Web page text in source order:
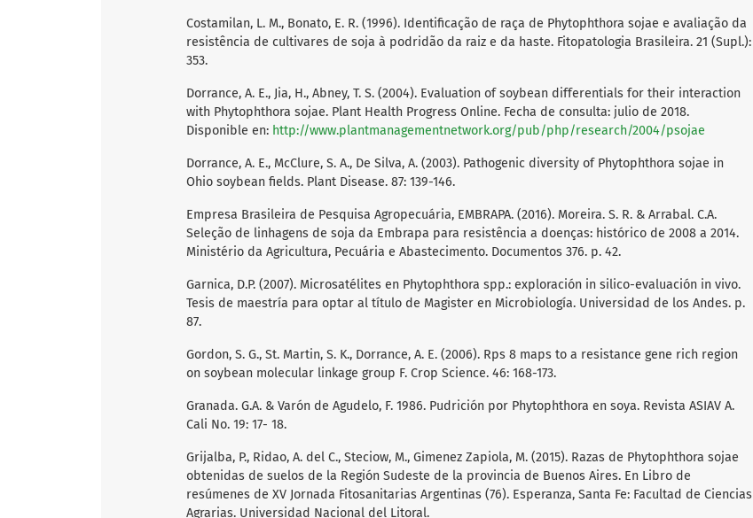
Costamilan, L. M., Bonato, E. R. (1996). Identificação de raça de Phytophthora sojae e avaliação da
resistência de cultivares de soja à podridão da raiz e da haste. Fitopatologia Brasileira. 21 (Supl.):
353.
Dorrance, A. E., Jia, H., Abney, T. S. (2004). Evaluation of soybean differentials for their interaction
with Phytophthora sojae. Plant Health Progress Online. Fecha de consulta: julio de 2018.
Disponible en: http://www.plantmanagementnetwork.org/pub/php/research/2004/psojae
Dorrance, A. E., McClure, S. A., De Silva, A. (2003). Pathogenic diversity of Phytophthora sojae in
Ohio soybean fields. Plant Disease. 87: 139-146.
Empresa Brasileira de Pesquisa Agropecuária, EMBRAPA. (2016). Moreira. S. R. & Arrabal. C.A.
Seleção de linhagens de soja da Embrapa para resistência a doenças: histórico de 2008 a 2014.
Ministério da Agricultura, Pecuária e Abastecimento. Documentos 376. p. 42.
Garnica, D.P. (2007). Microsatélites en Phytophthora spp.: exploración in silico-evaluación in vivo.
Tesis de maestría para optar al título de Magister en Microbiología. Universidad de los Andes. p.
87.
Gordon, S. G., St. Martin, S. K., Dorrance, A. E. (2006). Rps 8 maps to a resistance gene rich region
on soybean molecular linkage group F. Crop Science. 46: 168-173.
Granada. G.A. & Varón de Agudelo, F. 1986. Pudrición por Phytophthora en soya. Revista ASIAV A.
Cali No. 19: 17- 18.
Grijalba, P., Ridao, A. del C., Steciow, M., Gimenez Zapiola, M. (2015). Razas de Phytophthora sojae
obtenidas de suelos de la Región Sudeste de la provincia de Buenos Aires. En Libro de
resúmenes de XV Jornada Fitosanitarias Argentinas (76). Esperanza, Santa Fe: Facultad de Ciencias
Agrarias. Universidad Nacional del Litoral.